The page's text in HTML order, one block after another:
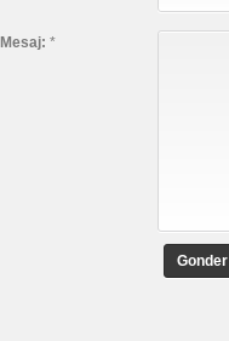
Mesaj: *
Gonder